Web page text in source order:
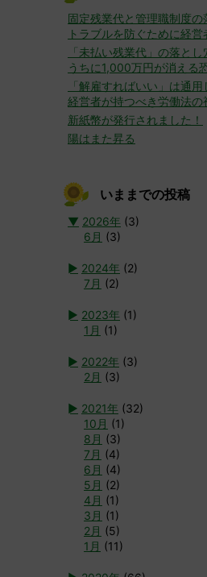
固定残業代と管理職制度の
トラブルを防ぐために経
「未払い残業代」の落と
うちに1,000万円が消える
「解雇すればいい」は通
経営者が持つべき労働法の
新紙幣が発行されました！
陽はまた昇る
いままでの投稿
▼ 2026年 (3)
6月 (3)
► 2024年 (2)
7月 (2)
► 2023年 (1)
1月 (1)
► 2022年 (3)
2月 (3)
► 2021年 (32)
10月 (1)
8月 (3)
7月 (4)
6月 (4)
5月 (2)
4月 (1)
3月 (1)
2月 (5)
1月 (11)